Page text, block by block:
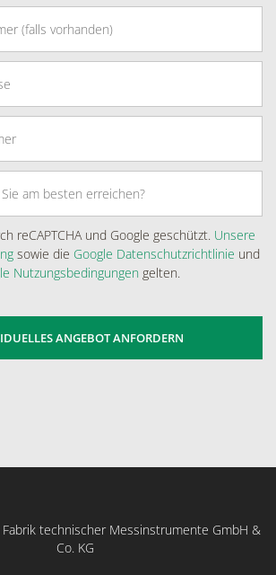
reCAPTCHA und Google geschützt. Unsere
sowie die Google Datenschutzrichtlinie und
Nutzungsbedingungen gelten.
technischer Messinstrumente GmbH &
Co. KG